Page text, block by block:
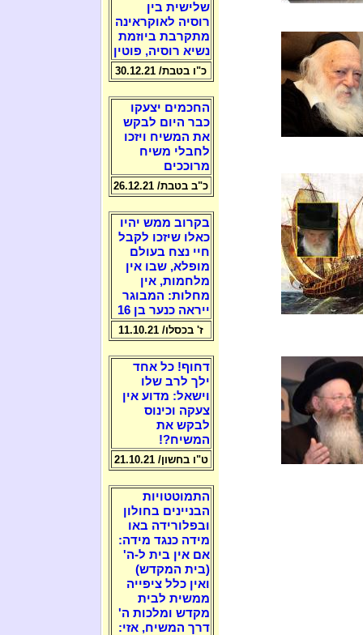
שלישית בין
רוסיה לאוקראינה
מתקרבת ביוזמת
נשיא רוסיה, פוטין
כ"ו בטבת/ 30.12.21
החכמים יצעקו
כבר היום לבקש
את המשיח ויזכו
לחבלי משיח
מרוככים
כ"ב בטבת/ 26.12.21
בקרוב ממש יהיו
כאלו שיזכו לקבל
חיי נצח בעולם
מופלא, שבו אין
מלחמות, אין
מחלות: המבוגר
ייראה כנער בן 16
ז' בכסלו/ 11.10.21
דחוף! כל אחד
ילך לרב שלו
וישאל: מדוע אין
צעקה וכינוס
לבקש את
המשיח?!
ט"ו בחשון/ 21.10.21
התמוטטויות
הבניינים בחולון
ובפלורידה באו
מידה כנגד מידה:
אם אין בית ל-ה'
(בית המקדש)
ואין כלל ציפייה
ממשית לבית
מקדש ומלכות ה'
דרך המשיח, אזי: